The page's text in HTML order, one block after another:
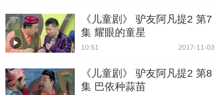
《儿童剧》 驴友阿凡提2 第7
集 耀眼的童星
10:51 2017-11-03
《儿童剧》 驴友阿凡提2 第8
集 巴依种蒜苗